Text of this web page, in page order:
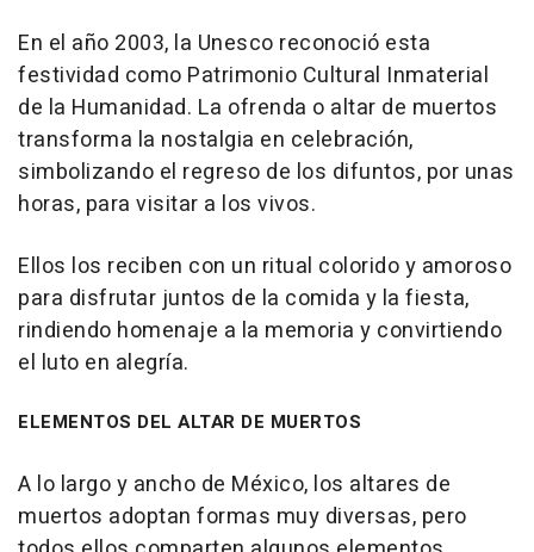
En el año 2003, la Unesco reconoció esta
festividad como Patrimonio Cultural Inmaterial
de la Humanidad. La ofrenda o altar de muertos
transforma la nostalgia en celebración,
simbolizando el regreso de los difuntos, por unas
horas, para visitar a los vivos.
Ellos los reciben con un ritual colorido y amoroso
para disfrutar juntos de la comida y la fiesta,
rindiendo homenaje a la memoria y convirtiendo
el luto en alegría.
ELEMENTOS DEL ALTAR DE MUERTOS
A lo largo y ancho de México, los altares de
muertos adoptan formas muy diversas, pero